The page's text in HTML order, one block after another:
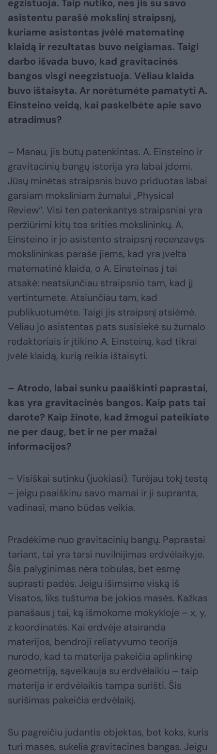
egzistuoja. Taip nutiko, nes jis su savo
asistentu parašė mokslinį straipsnį,
kuriame asistentas įvėlė matematinę
klaidą ir rezultatas buvo neigiamas. Taigi
darbo išvada buvo, kad gravitacinės
bangos visgi neegzistuoja. Vėliau klaida
buvo ištaisyta. Ar norėtumėte pamatyti A.
Einsteino veidą, kai paskelbėte apie savo
atradimus?
– Manau, jis būtų patenkintas. A. Einsteino ir
gravitacinių bangų istorija yra labai įdomi.
Jūsų minėtas straipsnis buvo priduotas labai
garsiam moksliniam žurnalui „Physical
Review“. Visi ten patenkantys straipsniai yra
peržiūrimi kitų tos srities mokslininkų. A.
Einsteino ir jo asistento straipsnį recenzavęs
mokslininkas parašė jiems, kad yra įvelta
matematinė klaida, o A. Einsteinas į tai
atsakė: neatsiunčiau straipsnio tam, kad jį
vertintumėte. Atsiunčiau tam, kad
publikuotumėte. Taigi jis straipsnį atsiėmė.
Vėliau jo asistentas pats susisiekė su žurnalo
redaktoriais ir įtikino A. Einsteiną, kad tikrai
įvėlė klaidą, kurią reikia ištaisyti.
– Atrodo, labai sunku paaiškinti paprastai,
kas yra gravitacinės bangos. Kaip pats tai
darote? Kaip žinote, kad žmogui pateikiate
ne per daug, bet ir ne per mažai
informacijos?
– Visiškai sutinku (juokiasi). Turėjau tokį testą
– jeigu paaiškinu savo mamai ir ji supranta,
vadinasi, mano būdas veikia.
Pradėkime nuo gravitacinių bangų. Paprastai
tariant, tai yra tarsi nuvilnijimas erdvėlaikyje.
Šis palyginimas nėra tobulas, bet esmę
suprasti padės. Jeigu išimsime viską iš
Visatos, liks tuštuma be jokios masės. Kažkas
panašaus į tai, ką išmokome mokykloje – x, y,
z koordinatės. Kai erdvėje atsiranda
materijos, bendroji reliatyvumo teorija
nurodo, kad ta materija pakeičia aplinkinę
geometriją, sąveikauja su erdvėlaikiu – taip
materija ir erdvėlaikis tampa surišti. Šis
surišimas pakeičia erdvėlaikį.
Su pagreičiu judantis objektas, bet koks, kuris
turi masės, sukelia gravitacines bangas. Jeigu